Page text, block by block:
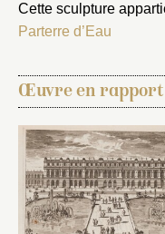
Cette sculpture
Parterre d’Eau
Œuvre en rapport